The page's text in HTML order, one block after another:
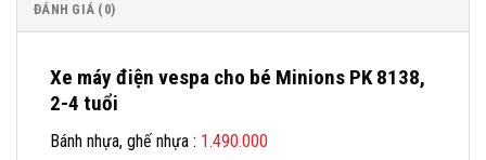
ĐÁNH GIÁ (0)
Xe máy điện vespa cho bé Minions PK 8138,
2-4 tuổi
Bánh nhựa, ghế nhựa : 1.490.000